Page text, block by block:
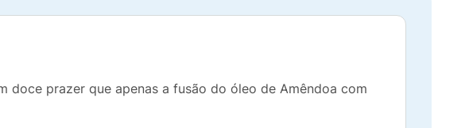
doce prazer que apenas a fusão do óleo de Amêndoa com